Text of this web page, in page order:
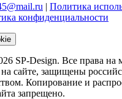
| Политика
конфиденциальности
SP-Design. Все права на
сайте, защищены
Копирование и
запрещено.